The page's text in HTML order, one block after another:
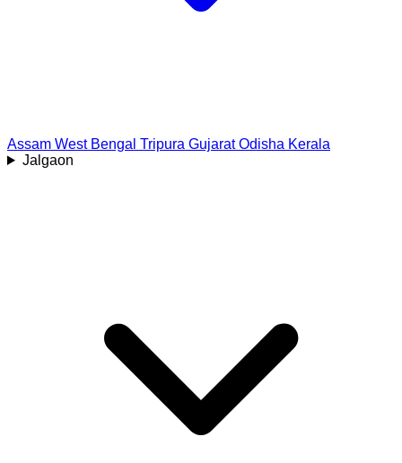
Assam West Bengal Tripura Gujarat Odisha Kerala
Jalgaon